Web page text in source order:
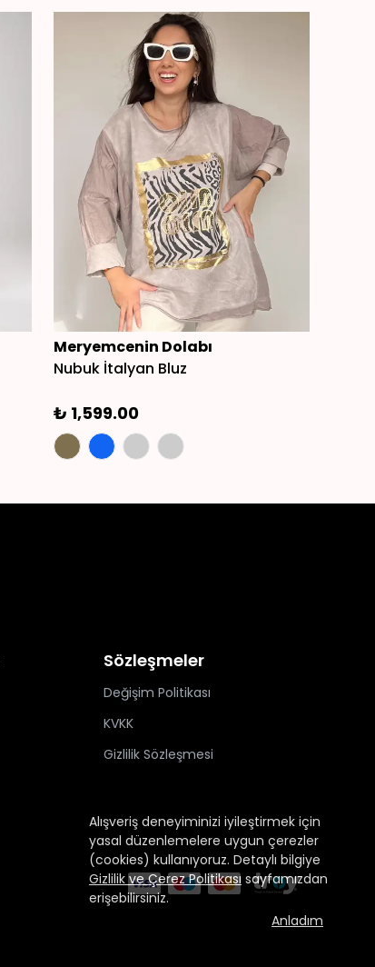
Alışveriş deneyiminizi iyileştirmek için
yasal düzenlemelere uygun çerezler
(cookies) kullanıyoruz. Detaylı bilgiye
Gizlilik ve Çerez Politikası sayfamızdan
erişebilirsiniz.
Anladım
Meryemcenin Dolabı
Nubuk İtalyan Bluz
₺ 1,599.00
Sözleşmeler
Değişim Politikası
KVKK
Gizlilik Sözleşmesi